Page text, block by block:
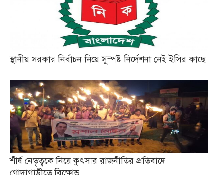
স্থানীয় সরকার নির্বাচন নিয়ে সুস্পষ্ট নির্দেশনা নেই ইসির কাছে
শীর্ষ নেতৃত্বকে নিয়ে কুৎসার রাজনীতির প্রতিবাদে
গোদাগাড়ীতে বিক্ষোভ